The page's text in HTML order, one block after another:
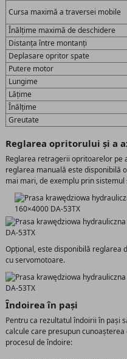
Cursa maximă a traversei mobile
Înălțime maximă de deschidere
Distanța între montanți
Deplasare opritor spate
Putere motor
Lungime
Lățime
Înălțime
Greutate
Reglarea opritorului și a
Reglarea retragerii opritoarelor pe
reglarea manuală este disponibilă
mai mari, de exemplu prin sistemul
Opțional, este disponibilă reglarea
cu servomotoare.
Îndoirea în pași
Pentru ca rezultatul îndoirii în pași
calcule care presupun
procesul de îndoire: